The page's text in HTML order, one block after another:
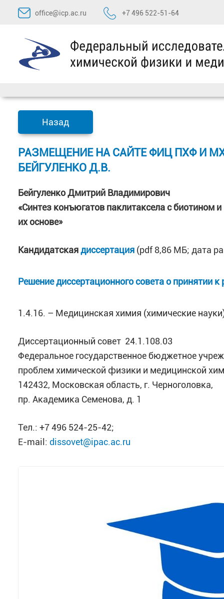
Перейти
содержимому
office@icp.ac.ru +7 496 522-51-64
Назад
РАЗМЕЩЕНИЕ НА САЙТЕ ФИЦ ПХФ И
БЕЙГУЛЕНКО Д.В.
Бейгуленко Дмитрий Владимирович
«Синтез конъюгатов паклитаксела с биотином
их основе»
Кандидатскаядиссертация (pdf 8,86 МБ; дата
Решение диссертационного совета о принятии
1.4.16. – Медицинская химия (химические
Диссертационный совет 24.1.108.03
Федеральное государственное бюджетное
проблем химической физики и медицинской
142432, Московская область, г. Черноголовка,
пр. Академика Семенова, д. 1
Тел.: +7 496 524-25-42;
E-mail: dissovet@ipac.ac.ru